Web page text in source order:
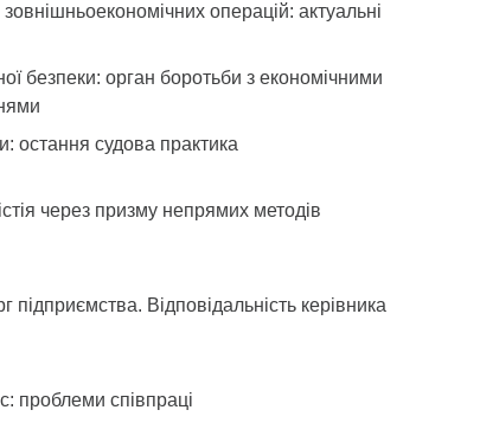
операцій: актуальні
безпеки: орган боротьби з економічними
остання судова практика
через призму непрямих методів
підприємства. Відповідальність керівника
проблеми співпраці